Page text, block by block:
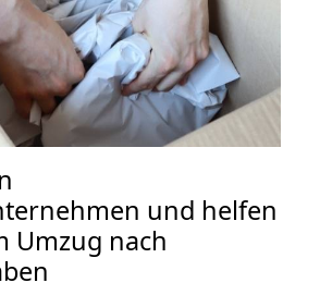
und helfen
Umzug nach